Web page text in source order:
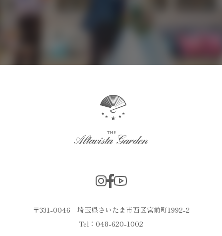
〒331-0046 埼玉県さいたま市西区宮前町1992-2
Tel：048-620-1002